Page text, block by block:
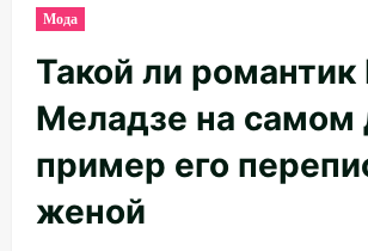
Мода
Такой ли романтик
Меладзе на
пример его
женой